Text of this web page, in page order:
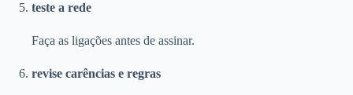
teste a rede
Faça as ligações antes de assinar.
revise carências e regras